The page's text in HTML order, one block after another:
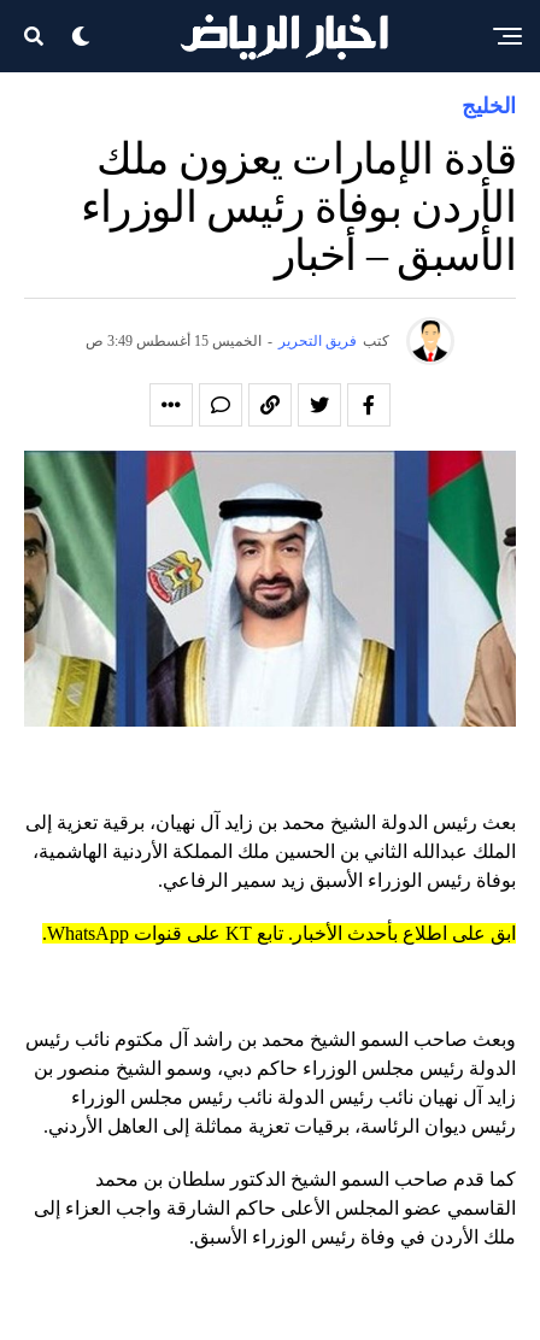
الخليج
قادة الإمارات يعزون ملك
الأردن بوفاة رئيس الوزراء
الأسبق – أخبار
كتب فريق التحرير - الخميس 15 أغسطس 3:49 ص
بعث رئيس الدولة الشيخ محمد بن زايد آل نهيان، برقية تعزية إلى
الملك عبدالله الثاني بن الحسين ملك المملكة الأردنية الهاشمية،
بوفاة رئيس الوزراء الأسبق زيد سمير الرفاعي.
ابق على اطلاع بأحدث الأخبار. تابع KT على قنوات WhatsApp.
وبعث صاحب السمو الشيخ محمد بن راشد آل مكتوم نائب رئيس
الدولة رئيس مجلس الوزراء حاكم دبي، وسمو الشيخ منصور بن
زايد آل نهيان نائب رئيس الدولة نائب رئيس مجلس الوزراء
رئيس ديوان الرئاسة، برقيات تعزية مماثلة إلى العاهل الأردني.
كما قدم صاحب السمو الشيخ الدكتور سلطان بن محمد
القاسمي عضو المجلس الأعلى حاكم الشارقة واجب العزاء إلى
ملك الأردن في وفاة رئيس الوزراء الأسبق.